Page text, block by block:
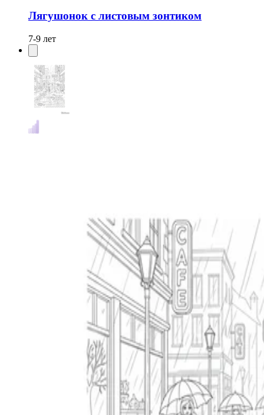
Лягушонок с листовым зонтиком
7-9 лет